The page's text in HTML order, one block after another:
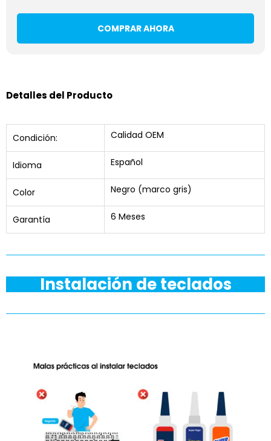
COMPRAR AHORA
Detalles del Producto
Condición: Calidad OEM
Idioma Español
Color Negro (marco gris)
Garantía 6 Meses
Instalación de teclados